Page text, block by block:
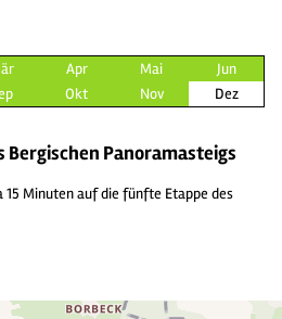
Apr Mai
Jun
Okt Nov Dez
Bergischen Panoramasteigs
Minuten auf die fünfte Etappe des